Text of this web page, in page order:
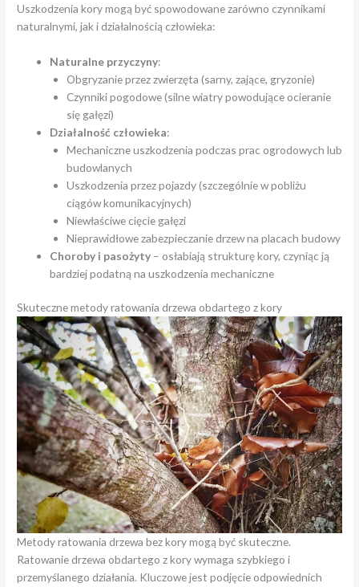
Uszkodzenia kory mogą być spowodowane zarówno czynnikami
naturalnymi, jak i działalnością człowieka:
Naturalne przyczyny:
Obgryzanie przez zwierzęta (sarny, zające, gryzonie)
Czynniki pogodowe (silne wiatry powodujące ocieranie
się gałęzi)
Działalność człowieka:
Mechaniczne uszkodzenia podczas prac ogrodowych lub
budowlanych
Uszkodzenia przez pojazdy (szczególnie w pobliżu
ciągów komunikacyjnych)
Niewłaściwe cięcie gałęzi
Nieprawidłowe zabezpieczanie drzew na placach budowy
Choroby i pasożyty – osłabiają strukturę kory, czyniąc ją
bardziej podatną na uszkodzenia mechaniczne
Skuteczne metody ratowania drzewa obdartego z kory
Metody ratowania drzewa bez kory mogą być skuteczne.
Ratowanie drzewa obdartego z kory wymaga szybkiego i
przemyślanego działania. Kluczowe jest podjęcie odpowiednich